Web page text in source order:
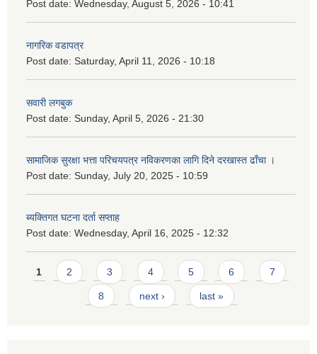
Post date: Wednesday, August 5, 2026 - 10:41
नागरिक वडापत्र
Post date: Saturday, April 11, 2026 - 10:18
सवारी लगबुक
Post date: Sunday, April 5, 2026 - 21:30
सामाजिक सुरक्षा भत्ता परिचयपत्र नविकरणका लागि दिने दरखास्त ढाँचा ।
Post date: Sunday, July 20, 2025 - 10:59
ब्यक्तिगत घटना दर्ता सप्ताह
Post date: Wednesday, April 16, 2025 - 12:32
Pages
1 2 3 4 5 6 7
8 next › last »